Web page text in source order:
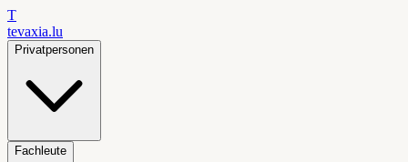
T
tevaxia.lu
Privatpersonen
Fachleute